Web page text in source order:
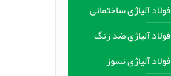
فولاد آلیاژی ساختمانی
فولاد آلیاژی ضد زنگ
فولاد آلیاژی نسوز